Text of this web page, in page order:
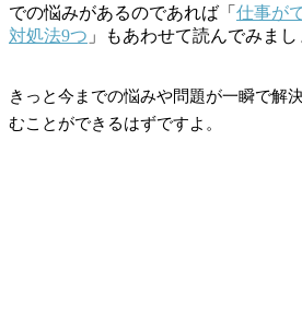
での悩みがあるのであれば「 仕事が
対処法9つ 」もあわせて読んでみまし
きっと今までの悩みや問題が一瞬で解
むことができるはずですよ。